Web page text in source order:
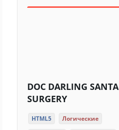
DOC DARLING SANTA
SURGERY
HTML5
Логические